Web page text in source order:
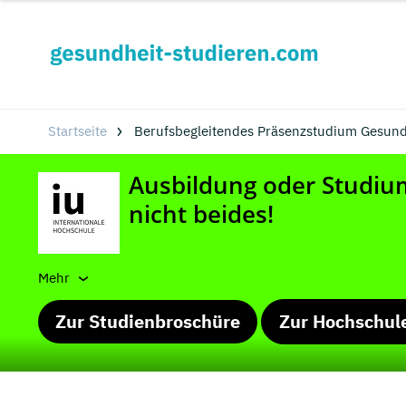
Startseite Berufsbegleitendes Präsenzstudium
Mehr
Zur Studienbroschüre Zur